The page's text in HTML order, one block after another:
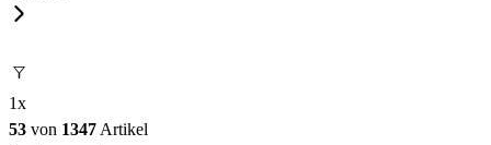
1x
53 von 1347 Artikel